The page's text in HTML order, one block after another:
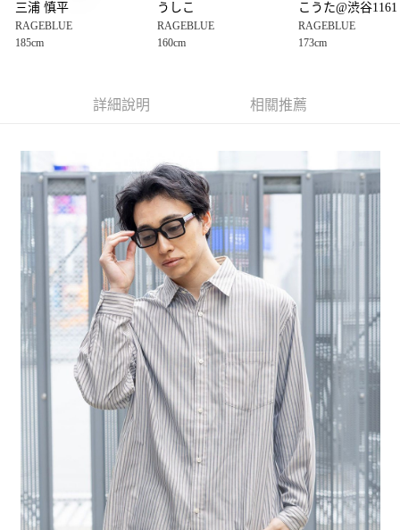
【大哥付你分期使用說明】
1.本服務由台灣大哥大提供，台灣大哥大用戶可立即使用無須另外申請。
2.付款方式選擇「大哥付你分期」，訂單成立後會自動跳轉到大哥付的交易
3.實際核准額度、可分期數及費用金額請依後續交易確認頁面所載為準。
4.訂單成立30分鐘內，如未前往確認交易或遇審核未通過，訂單將自動取
1.分期款項不併入電信帳單，「大哥付你分期」於每月結算日後寄送繳費提
醒簡訊。
2.透過簡訊連結打開帳單後，可選擇「超商條碼／台灣大直營門市／銀行轉
帳／街口支付／iPASS MONEY」等通路繳費。
【注意事項】
1.本服務係由「台灣大哥大股份有限公司」（以下簡稱本公司）所提供，讓
用戶於交易時，得透過本服務購買商品或服務，並由商店將買賣／分期付款
買賣價金債權讓與本公司後，依約使用本公司帳單繳交帳款。
2.基於同意付款使用「大哥付你分期」之契約關係目的，商店將以您的個人
資料（包含姓名、電話或地址）提供予台灣大哥大進項蒐集、處理及利用，
由本公司與您本人進行分期帳單所需資料之確認、核對及更正。
3.完整用戶服務條款，請詳閱以下連結：
https://oppay.tw/userRule
AFTEE先享後付
３．安心：先確認商品／服務後，再付款。
【「AFTEE先享後付」結帳流程】
１．於結帳方式選擇「AFTEE先享後付」後，將跳轉至「AFTEE先享後付」
結帳頁面，進行簡訊認證並確認金額後，即可完成結帳。
２．訂單成立數日內，您將收到繳費通知簡訊。
３．收到繳費通知簡訊後14天內，點擊此簡訊中的連結，可透過四大超商／
ATM／網路銀行／等多元方式進行付款，方視為交易完成。
※ 請注意：結帳手續完成當下不需立刻繳費，但若您需要取消訂單，請聯絡
購買商品的店家。未經商家同意取消之訂單仍視為有效，需透過AFTEE先享
後付繳納相關費用。
※ 交易是否成功請以「AFTEE先享後付 」之結帳頁面顯示為準，若有關於
是否繳費成功／繳費後需取消欲退款等相關疑問，請聯繫「AFTEE先享後付
客戶支援中心」https://netprotections.freshdesk.com/support/home
【注意事項】
１．透過由恩沛科技股份有限公司提供之「AFTEE先享後付」服務完成之交
易，需依本服務之必要範圍內提供個人資料，並將交易相關給付款項請求債
權轉讓予恩沛科技股份有限公司。
２．關於個人資料處理事宜，請瀏覽以下網址：
https://aftee.tw/terms/#terms3
３．未成年的使用者請事先徵得法定代理人或監護人之同意方可使用
「AFTEE先享後付」，若未經同意申辦者引起之損失，本公司不負相關責
任。
４．使用「AFTEE先享後付」時，將依據個別帳號之用戶狀況，依本公司即
每筆NT$80，滿NT$1,500(含以上)免運費
付款後 全家取貨
每筆NT$80，滿NT$1,500(含以上)免運費
7-11 取貨付款
每筆NT$80，滿NT$1,500(含以上)免運費
付款後 7-11取貨
每筆NT$80，滿NT$1,500(含以上)免運費
宅配
每筆NT$80，滿NT$1,500(含以上)免運費
三浦 慎平
RAGEBLUE
185cm
うしこ
RAGEBLUE
160cm
こうた@渋谷1161
RAGEBLUE
173cm
詳細說明 相關推薦